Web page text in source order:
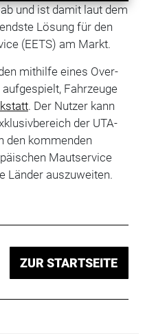
und ist damit laut dem
Lösung für den
(EETS) am Markt.
mithilfe eines Over-
Fahrzeuge
. Der Nutzer kann
der UTA-
den kommenden
Mautservice
Länder auszuweiten.
ZUR STARTSEITE